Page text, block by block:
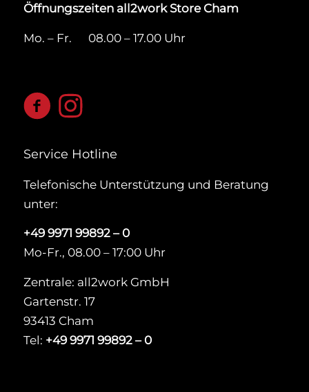
Öffnungszeiten all2work Store Cham
Mo. – Fr. 08.00 – 17.00 Uhr
Service Hotline
Telefonische Unterstützung und Beratung
unter:
+49 9971 99892 – 0
Mo-Fr., 08.00 – 17:00 Uhr
Zentrale: all2work GmbH
Gartenstr. 17
93413 Cham
Tel: +49 9971 99892 – 0